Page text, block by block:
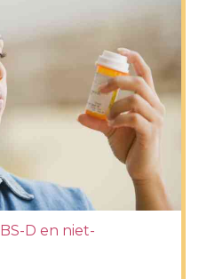
D en niet-